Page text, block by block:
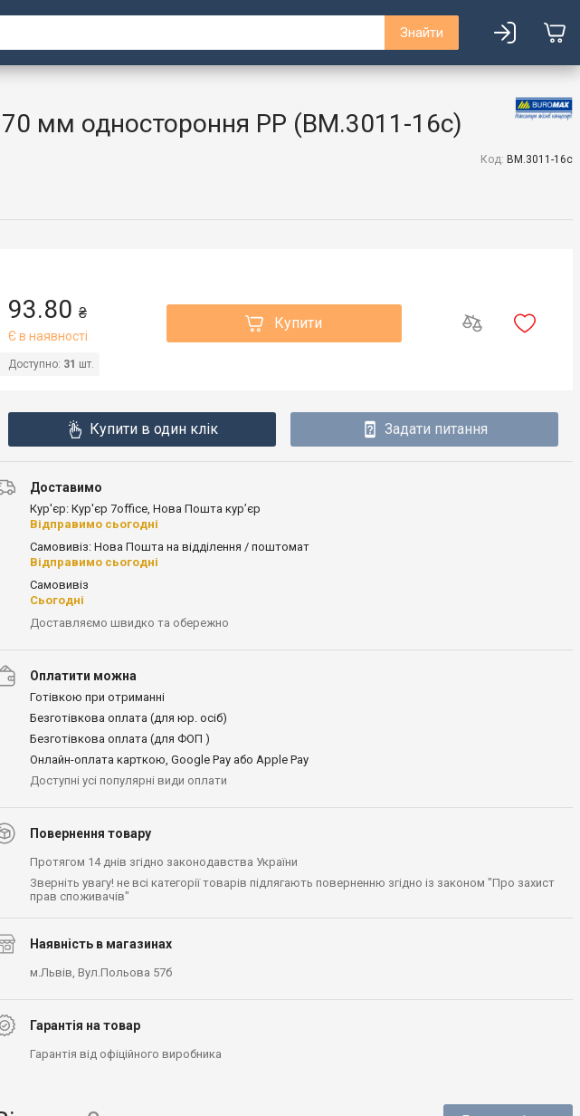
Знайти
мм одностороння PP (BM.3011-16c)
Код: BM.3011-16c
93.80 ₴
Є в наявності
Доступно: 31 шт.
Купити
Купити в один клік Задати питання
Доставимо
Кур'єр: Кур'єр 7office, Нова Пошта кур’єр
Відправимо сьогодні
Самовивіз: Нова Пошта на відділення / поштомат
Відправимо сьогодні
Самовивіз
Сьогодні
Доставляємо швидко та обережно
Оплатити можна
Готівкою при отриманні
Безготівкова оплата (для юр. осіб)
Безготівкова оплата (для ФОП )
Онлайн-оплата карткою, Google Pay або Apple Pay
Доступні усі популярні види оплати
Повернення товару
Протягом 14 днів згідно законодавства України
Зверніть увагу! не всі категорії товарів підлягають поверненню згідно із законом "Про захист
прав споживачів"
Наявність в магазинах
м.Львів, Вул.Польова 57б
Гарантія на товар
Гарантія від офіційного виробника